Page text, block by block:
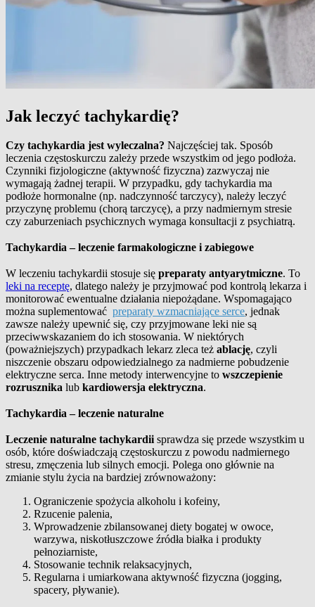
Jak leczyć tachykardię?
Czy tachykardia jest wyleczalna? Najczęściej tak. Sposób
leczenia częstoskurczu zależy przede wszystkim od jego podłoża.
Czynniki fizjologiczne (aktywność fizyczna) zazwyczaj nie
wymagają żadnej terapii. W przypadku, gdy tachykardia ma
podłoże hormonalne (np. nadczynność tarczycy), należy leczyć
przyczynę problemu (chorą tarczycę), a przy nadmiernym stresie
czy zaburzeniach psychicznych wymaga konsultacji z psychiatrą.
Tachykardia – leczenie farmakologiczne i zabiegowe
W leczeniu tachykardii stosuje się preparaty antyarytmiczne. To
leki na receptę, dlatego należy je przyjmować pod kontrolą lekarza i
monitorować ewentualne działania niepożądane. Wspomagająco
można suplementować preparaty wzmacniające serce, jednak
zawsze należy upewnić się, czy przyjmowane leki nie są
przeciwwskazaniem do ich stosowania. W niektórych
(poważniejszych) przypadkach lekarz zleca też ablację, czyli
niszczenie obszaru odpowiedzialnego za nadmierne pobudzenie
elektryczne serca. Inne metody interwencyjne to wszczepienie
rozrusznika lub kardiowersja elektryczna.
Tachykardia – leczenie naturalne
Leczenie naturalne tachykardiisprawdza się przede wszystkim u
osób, które doświadczają częstoskurczu z powodu nadmiernego
stresu, zmęczenia lub silnych emocji. Polega ono głównie na
zmianie stylu życia na bardziej zrównoważony:
Ograniczenie spożycia alkoholu i kofeiny,
Rzucenie palenia,
Wprowadzenie zbilansowanej diety bogatej w owoce,
warzywa, niskotłuszczowe źródła białka i produkty
pełnoziarniste,
Stosowanie technik relaksacyjnych,
Regularna i umiarkowana aktywność fizyczna (jogging,
spacery, pływanie).